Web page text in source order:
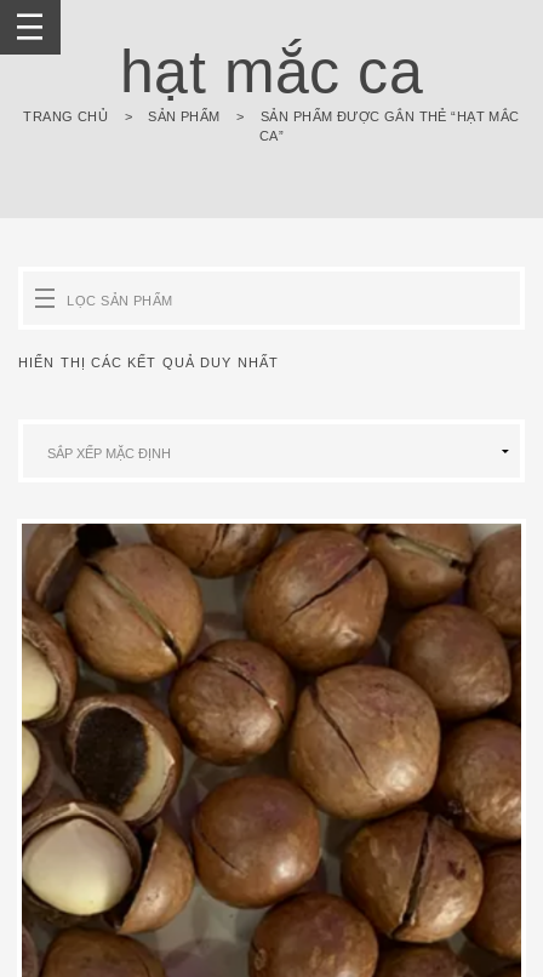
Skip
hạt mắc ca
TRANG CHỦ > SẢN PHẨM >
SẢN PHẨM ĐƯỢC GẮN THẺ “HẠT MẮC
CA”
LỌC SẢN PHẨM
HIỂN THỊ CÁC KẾT QUẢ DUY NHẤT